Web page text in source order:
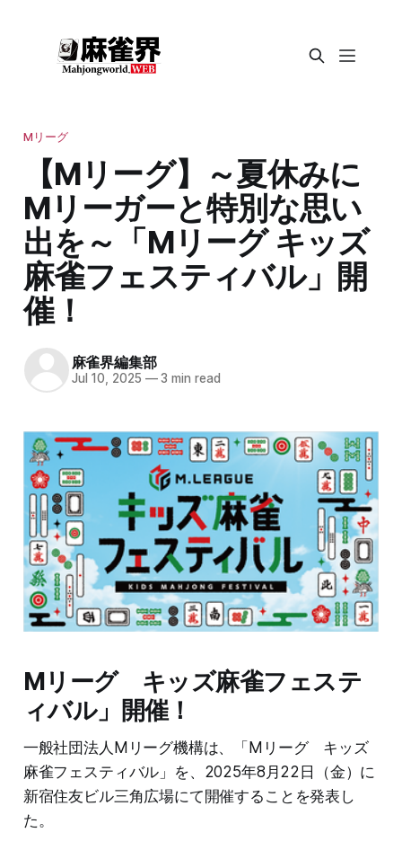
Mリーグ
【Mリーグ】～夏休みに
Mリーガーと特別な思い
出を～「Mリーグ キッズ
麻雀フェスティバル」開
催！
麻雀界編集部
Jul 10, 2025 —3 min read
Mリーグ キッズ麻雀フェステ
ィバル」開催！
一般社団法人Mリーグ機構は、「Mリーグ キッズ
麻雀フェスティバル」を、2025年8月22日（金）に
新宿住友ビル三角広場にて開催することを発表し
た。